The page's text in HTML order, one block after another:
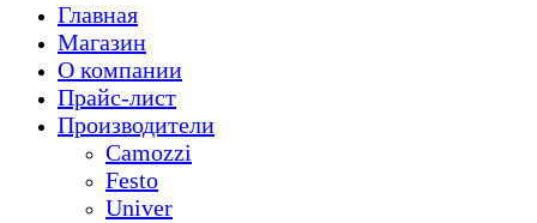
Главная
Магазин
О компании
Прайс-лист
Производители
Camozzi
Festo
Univer